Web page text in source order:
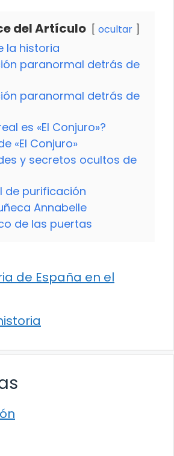
del Artículo ocultar
la historia
paranormal detrás de
paranormal detrás de
es «El Conjuro»?
«El Conjuro»
y secretos ocultos de
de purificación
Annabelle
de las puertas
de España en el